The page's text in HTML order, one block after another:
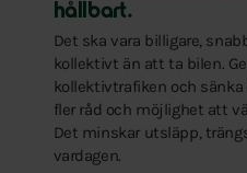
hållbart.
Det ska vara billigare,
kollektivt än att ta bilen.
kollektivtrafiken och
fler råd och möjlighet att
Det minskar utsläpp,
vardagen.